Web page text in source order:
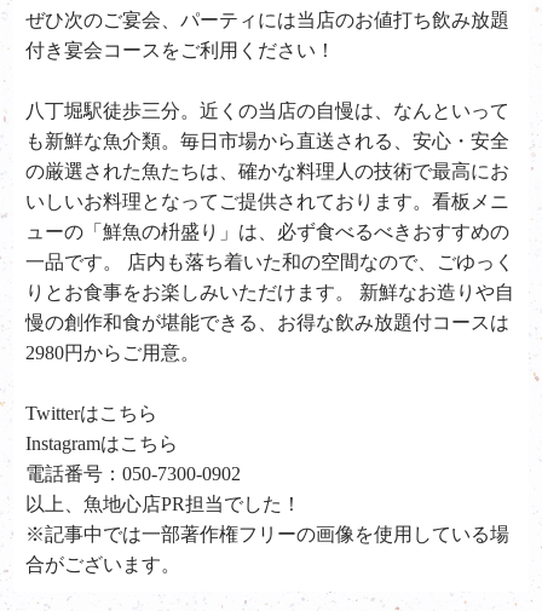
ぜひ次のご宴会、パーティには当店のお値打ち飲み放題
付き宴会コースをご利用ください！
八丁堀駅徒歩三分。近くの当店の自慢は、なんといって
も新鮮な魚介類。毎日市場から直送される、安心・安全
の厳選された魚たちは、確かな料理人の技術で最高にお
いしいお料理となってご提供されております。看板メニ
ューの「鮮魚の枡盛り」は、必ず食べるべきおすすめの
一品です。 店内も落ち着いた和の空間なので、ごゆっく
りとお食事をお楽しみいただけます。 新鮮なお造りや自
慢の創作和食が堪能できる、お得な飲み放題付コースは
2980円からご用意。
Twitterはこちら
Instagramはこちら
電話番号：050-7300-0902
以上、魚地心店PR担当でした！
※記事中では一部著作権フリーの画像を使用している場
合がございます。